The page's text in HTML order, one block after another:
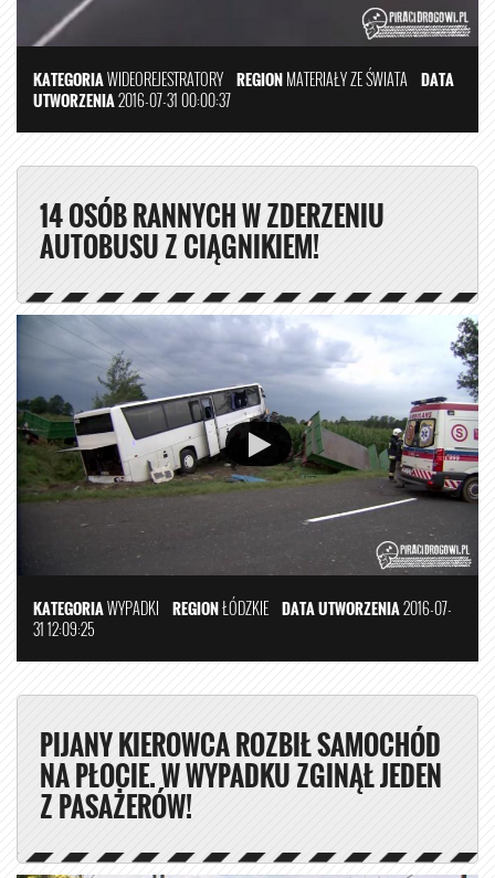
KATEGORIAWIDEOREJESTRATORY REGIONMATERIAŁY ZE ŚWIATA DATA
UTWORZENIA2016-07-31 00:00:37
14 OSÓB RANNYCH W ZDERZENIU
AUTOBUSU Z CIĄGNIKIEM!
KATEGORIAWYPADKI REGIONŁÓDZKIE DATA UTWORZENIA2016-07-
31 12:09:25
PIJANY KIEROWCA ROZBIŁ SAMOCHÓD
NA PŁOCIE. W WYPADKU ZGINĄŁ JEDEN
Z PASAŻERÓW!